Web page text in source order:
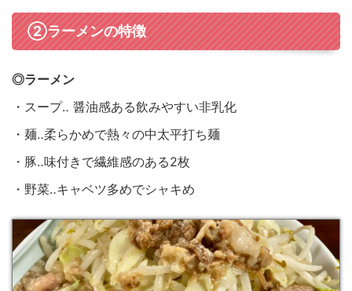
②ラーメンの特徴
◎ラーメン
・スープ‥ 醤油感ある飲みやすい非乳化
・麺‥柔らかめで熱々の中太平打ち麺
・豚‥味付きで繊維感のある2枚
・野菜‥キャベツ多めでシャキめ